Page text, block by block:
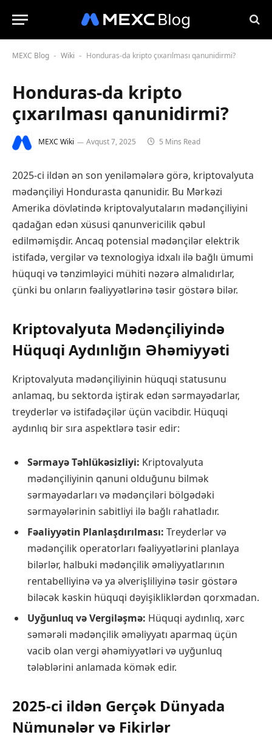
MEXC Blog - Wiki - Honduras-da kripto çıxarılması qanunidirmi?
Honduras-da kripto
çıxarılması qanunidirmi?
MEXC Wiki Avqust 7, 2025 5 Mins Read
2025-ci ildən ən son yeniləmələrə görə, kriptovalyuta
mədənçiliyi Hondurasta qanunidir. Bu Mərkəzi
Amerika dövlətində kriptovalyutaların mədənçiliyini
qadağan edən xüsusi qanunvericilik qəbul
edilməmişdir. Ancaq potensial mədənçilər elektrik
istifadə, vergilər və texnologiya idxalı ilə bağlı ümumi
hüquqi və tənzimləyici mühiti nəzərə almalıdırlar,
çünki bu onların fəaliyyətlərinə təsir göstərə bilər.
Kriptovalyuta Mədənçiliyində
Hüquqi Aydınlığın Əhəmiyyəti
Kriptovalyuta mədənçiliyinin hüquqi statusunu
anlamaq, bu sektorda iştirak edən sərmayədarlar,
treyderlər və istifadəçilər üçün vacibdir. Hüquqi
aydınlıq bir sıra aspektlərə təsir edir:
Sərmayə Təhlükəsizliyi: Kriptovalyuta
mədənçiliyinin qanuni olduğunu bilmək
sərmayədarları və mədənçiləri bölgədəki
sərmayələrinin sabitliyi ilə bağlı rahatladır.
Fəaliyyətin Planlaşdırılması: Treyderlər və
mədənçilik operatorları fəaliyyətlərini planlaya
bilərlər, halbuki mədənçilik əməliyyatlarının
rentabelliyinə və ya əlverişliliyinə təsir göstərə
biləcək kəskin hüquqi dəyişikliklərdən qorxmadan.
Uyğunluq və Vergiləşmə: Hüquqi aydınlıq, xərc
səmərəli mədənçilik əməliyyatı aparmaq üçün
vacib olan vergi əhəmiyyətləri və uyğunluq
tələblərini anlamada kömək edir.
2025-ci ildən Gerçək Dünyada
Nümunələr və Fikirlər